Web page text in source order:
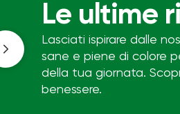
Le ultime
Lasciati ispirare dalle
sane e piene di colore
della tua giornata.
benessere.